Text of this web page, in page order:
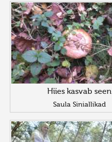
Hiies kasvab seen
Saula Siniallikad